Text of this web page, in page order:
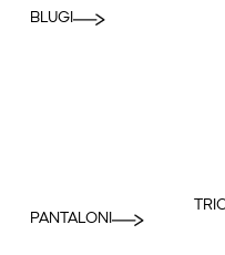
BLUGI
PANTALONI